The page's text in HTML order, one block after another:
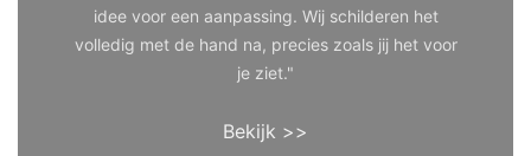
idee voor een aanpassing. Wij schilderen het
volledig met de hand na, precies zoals jij het voor
je ziet."
Bekijk >>